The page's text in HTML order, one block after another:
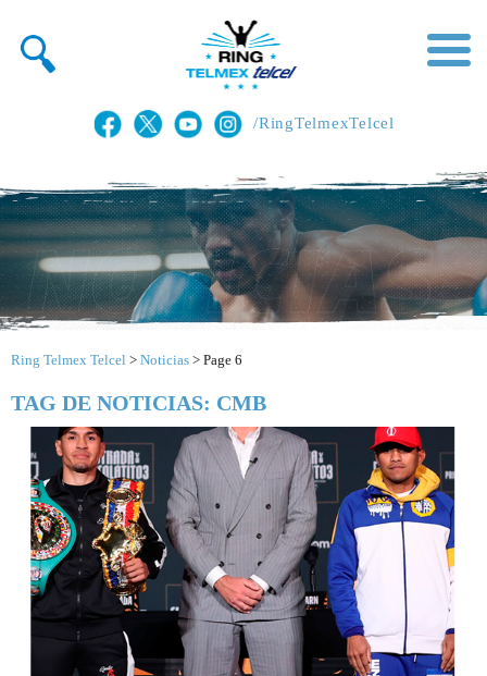
/RingTelmexTelcel
Ring Telmex Telcel > Noticias > Page 6
TAG DE NOTICIAS: CMB